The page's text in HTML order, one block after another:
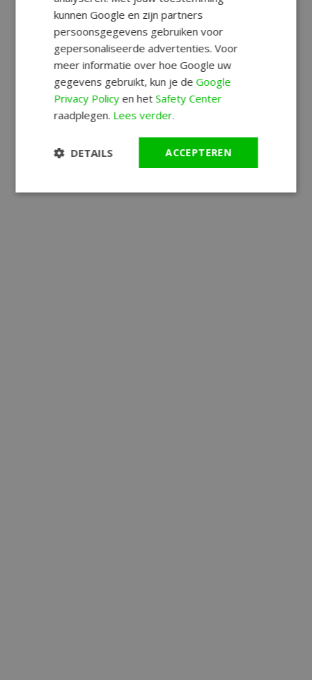
kunnen Google en zijn partners
persoonsgegevens gebruiken voor
gepersonaliseerde advertenties. Voor
meer informatie over hoe Google uw
gegevens gebruikt, kun je deGoogle
Privacy Policyen hetSafety Center
raadplegen. Lees verder.
ACCEPTEREN
DETAILS